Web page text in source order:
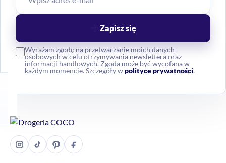
Wyrażam zgodę na przetwarzanie moich danych
osobowych w celu otrzymywania newslettera oraz
informacji handlowych. Zgoda może być wycofana w
każdym momencie. Szczegóły wpolityce prywatności.
Zapisz się